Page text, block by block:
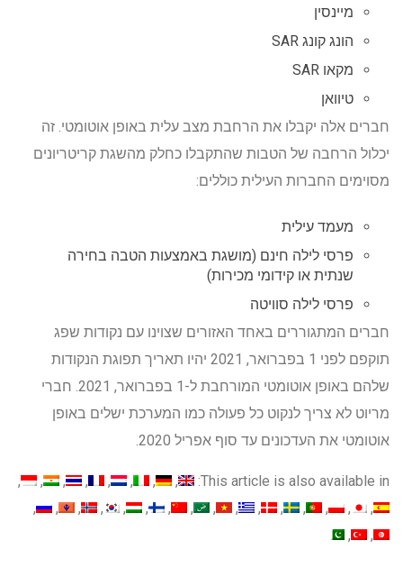
מיינסין
הונג קונג SAR
מקאו SAR
טיוואן
חברים אלה יקבלו את הרחבת מצב עלית באופן אוטומטי. זה
יכלול הרחבה של הטבות שהתקבלו כחלק מהשגת קריטריונים
מסוימים החברות העילית כוללים:
מעמד עילית
פרסי לילה חינם (מושגת באמצעות הטבה בחירה
שנתית או קידומי מכירות)
פרסי לילה סוויטה
חברים המתגוררים באחד האזורים שצוינו עם נקודות שפג
תוקפם לפני 1 בפברואר, 2021 יהיו תאריך תפוגת הנקודות
שלהם באופן אוטומטי המורחבת ל-1 בפברואר, 2021. חברי
מריוט לא צריך לנקוט כל פעולה כמו המערכת ישלים באופן
אוטומטי את העדכונים עד סוף אפריל 2020.
This article is also available in: